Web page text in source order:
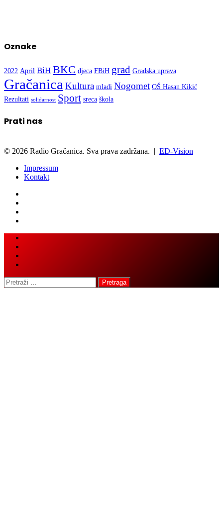
Oznake
2022 April BiH BKC djeca FBiH grad Gradska uprava
GračanicaKultura mladi Nogomet OŠ Hasan Kikić
Rezultati solidarnost Sport sreca škola
Prati nas
© 2026 Radio Gračanica. Sva prava zadržana. | ED-Vision
Impressum
Kontakt
Facebook
Twitter
LinkedIn
WhatsApp
Viber
Back
button
Close
Pretraga: